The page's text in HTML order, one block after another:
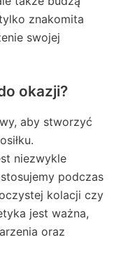
znakomita
swojej
okazji?
aby stworzyć
niezwykle
podczas
kolacji czy
jest ważna,
oraz